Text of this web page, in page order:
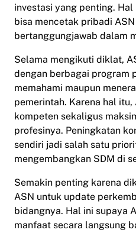
investasi yang penting.
bisa mencetak pribadi
bertanggungjawab dalam
Selama mengikuti diklat,
dengan berbagai program
memahami maupun
pemerintah. Karena hal
kompeten sekaligus
profesinya. Peningkatan
sendiri jadi salah satu
mengembangkan SDM di
Semakin penting karena
ASN untuk update
bidangnya. Hal ini supaya
manfaat secara langsung